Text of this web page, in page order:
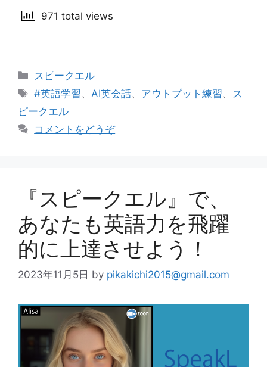
971 total views
カ
テ
ゴ
リ
ー
スピークエル
タ
グ
#英語学習、 AI英会話、 アウトプット練習、
ス
ピークエル
コメントをどうぞ
『スピークエル』で、
あなたも英語力を飛躍
的に上達させよう！
2023年11月5日 by pikakichi2015@gmail.com